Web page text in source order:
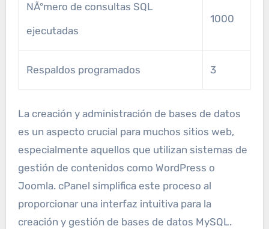
NÃºmero de consultas SQL
ejecutadas
1000
Respaldos programados 3
La creación y administración de bases de datos
es un aspecto crucial para muchos sitios web,
especialmente aquellos que utilizan sistemas de
gestión de contenidos como WordPress o
Joomla. cPanel simplifica este proceso al
proporcionar una interfaz intuitiva para la
creación y gestión de bases de datos MySQL.